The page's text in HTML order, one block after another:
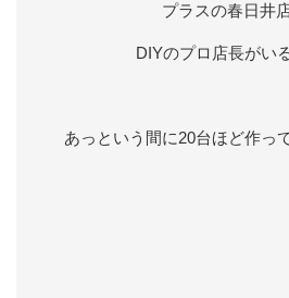
プラスの春日井
DIYのプロ店長がい
あっという間に20台ほど作っ